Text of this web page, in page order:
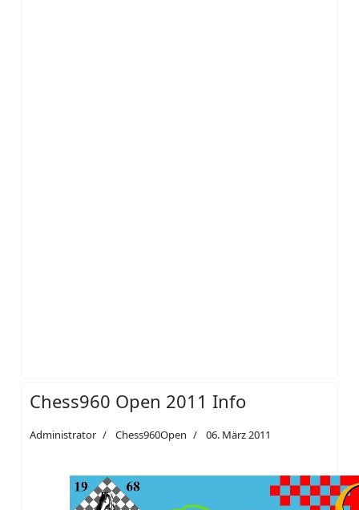
Chess960 Open 2011 Info
Administrator Chess960Open 06. März 2011